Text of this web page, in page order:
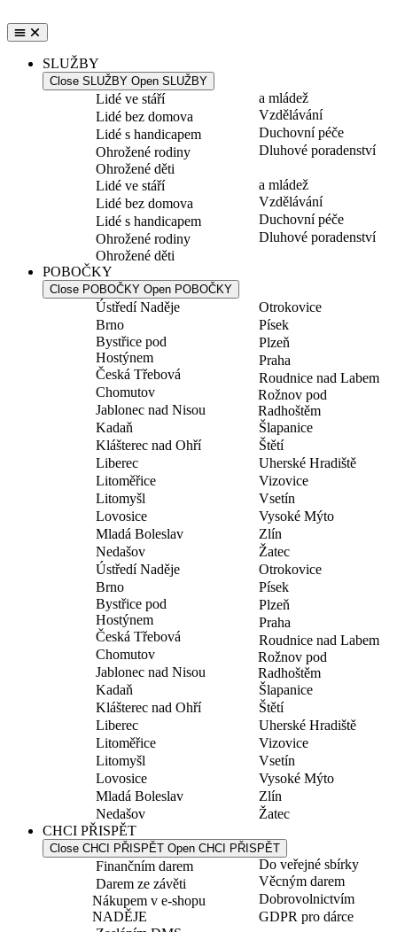
k
obsahu
SLUŽBY
Close SLUŽBY Open SLUŽBY
Lidé ve stáří
Lidé bez domova
Lidé s handicapem
Ohrožené rodiny
Ohrožené děti
a mládež
Vzdělávání
Duchovní péče
Dluhové poradenství
Lidé ve stáří
Lidé bez domova
Lidé s handicapem
Ohrožené rodiny
Ohrožené děti
a mládež
Vzdělávání
Duchovní péče
Dluhové poradenství
POBOČKY
Close POBOČKY Open POBOČKY
Ústředí Naděje
Brno
Bystřice pod
Hostýnem
Česká Třebová
Chomutov
Jablonec nad Nisou
Kadaň
Klášterec nad Ohří
Liberec
Litoměřice
Litomyšl
Lovosice
Mladá Boleslav
Nedašov
Otrokovice
Písek
Plzeň
Praha
Roudnice nad Labem
Rožnov pod
Radhoštěm
Šlapanice
Štětí
Uherské Hradiště
Vizovice
Vsetín
Vysoké Mýto
Zlín
Žatec
Ústředí Naděje
Brno
Bystřice pod
Hostýnem
Česká Třebová
Chomutov
Jablonec nad Nisou
Kadaň
Klášterec nad Ohří
Liberec
Litoměřice
Litomyšl
Lovosice
Mladá Boleslav
Nedašov
Otrokovice
Písek
Plzeň
Praha
Roudnice nad Labem
Rožnov pod
Radhoštěm
Šlapanice
Štětí
Uherské Hradiště
Vizovice
Vsetín
Vysoké Mýto
Zlín
Žatec
CHCI PŘISPĚT
Close CHCI PŘISPĚT Open CHCI PŘISPĚT
Finančním darem
Darem ze závěti
Nákupem v e-shopu
NADĚJE
Do veřejné sbírky
Věcným darem
Dobrovolnictvím
GDPR pro dárce